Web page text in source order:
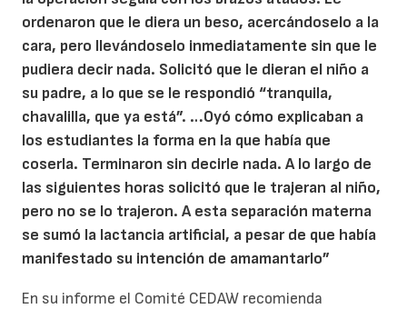
ordenaron que le diera un beso, acercándoselo a la
cara, pero llevándoselo inmediatamente sin que le
pudiera decir nada. Solicitó que le dieran el niño a
su padre, a lo que se le respondió “tranquila,
chavalilla, que ya está”. …Oyó cómo explicaban a
los estudiantes la forma en la que había que
coserla. Terminaron sin decirle nada. A lo largo de
las siguientes horas solicitó que le trajeran al niño,
pero no se lo trajeron. A esta separación materna
se sumó la lactancia artificial, a pesar de que había
manifestado su intención de amamantarlo”
En su informe el Comité CEDAW recomienda